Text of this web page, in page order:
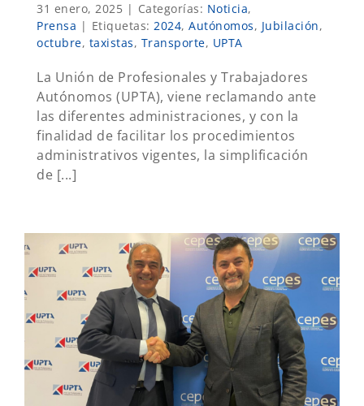
31 enero, 2025 | Categorías: Noticia,
Prensa | Etiquetas: 2024, Autónomos, Jubilación,
octubre, taxistas, Transporte, UPTA
La Unión de Profesionales y Trabajadores
Autónomos (UPTA), viene reclamando ante
las diferentes administraciones, y con la
finalidad de facilitar los procedimientos
administrativos vigentes, la simplificación
de [...]